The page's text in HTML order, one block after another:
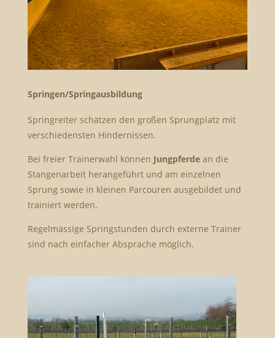
Springen/Springausbildung
Springreiter schätzen den großen Sprungplatz mit
verschiedensten Hindernissen.
Bei freier Trainerwahl können Jungpferdean die
Stangenarbeit herangeführt und am einzelnen
Sprung sowie in kleinen Parcouren ausgebildet und
trainiert werden.
Regelmässige Springstunden durch externe Trainer
sind nach einfacher Absprache möglich.